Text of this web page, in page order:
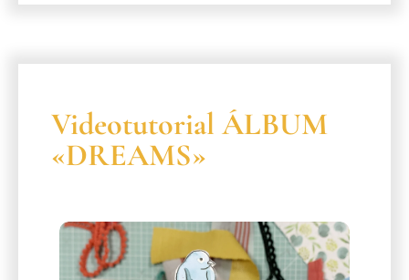
Videotutorial ÁLBUM
«DREAMS»